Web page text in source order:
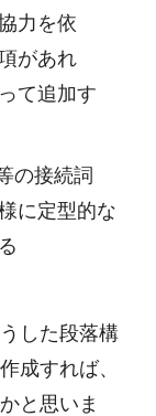
力を依
があれ
て追加す
の接続詞
に定型的な
した段落構
成すれば、
と思いま